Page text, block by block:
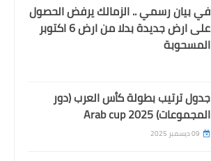
في بيان رسمي .. الزمالك يرفض الحصول
على ارض جديدة بدلا من ارض 6 اكتوبر
المسحوبة
جدول ترتيب بطولة كأس العرب (دور
المجموعات) Arab cup 2025
09 ديسمبر 2025